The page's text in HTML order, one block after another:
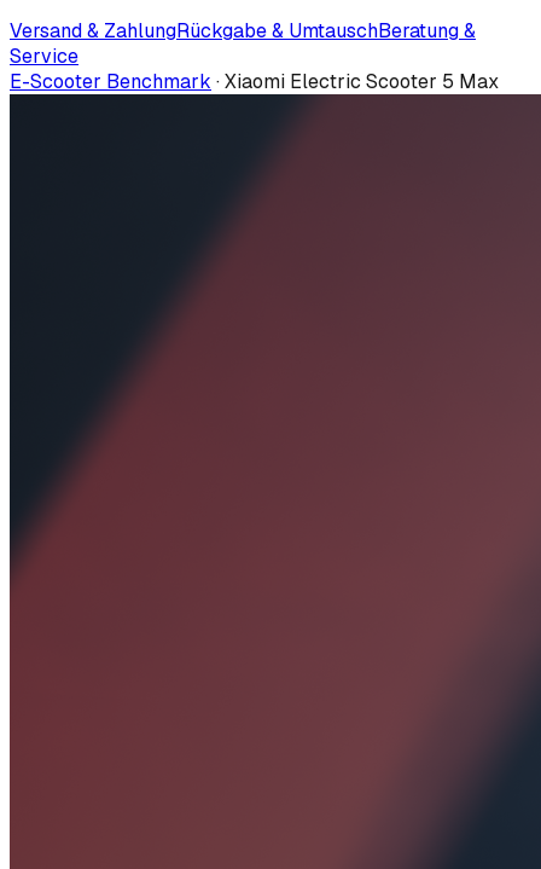
Versand & ZahlungRückgabe & UmtauschBeratung &
Service
E-Scooter Benchmark ·Xiaomi Electric Scooter 5 Max